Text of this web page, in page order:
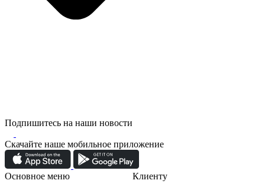
Подпишитесь на наши новости
Скачайте наше мобильное приложение
Основное меню
Клиенту